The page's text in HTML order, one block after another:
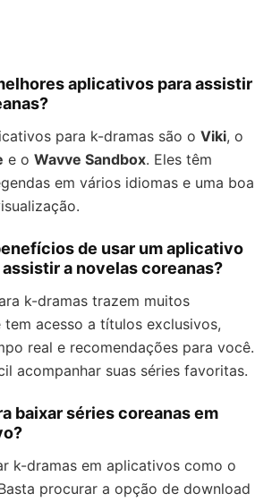
aplicativos para assistir
para k-dramas são o Viki, o
e o Wavve Sandbox. Eles têm
em vários idiomas e uma boa
de usar um aplicativo
a novelas coreanas?
k-dramas trazem muitos
tem acesso a títulos exclusivos,
real e recomendações para você.
acompanhar suas séries favoritas.
baixar séries coreanas em
k-dramas em aplicativos como o
procurar a opção de download